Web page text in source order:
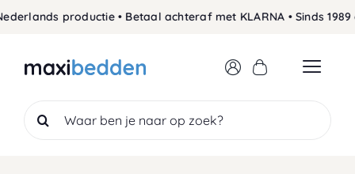
Skip
to
productie • Betaal achteraf met KLARNA • Sinds 1989
Search
for: